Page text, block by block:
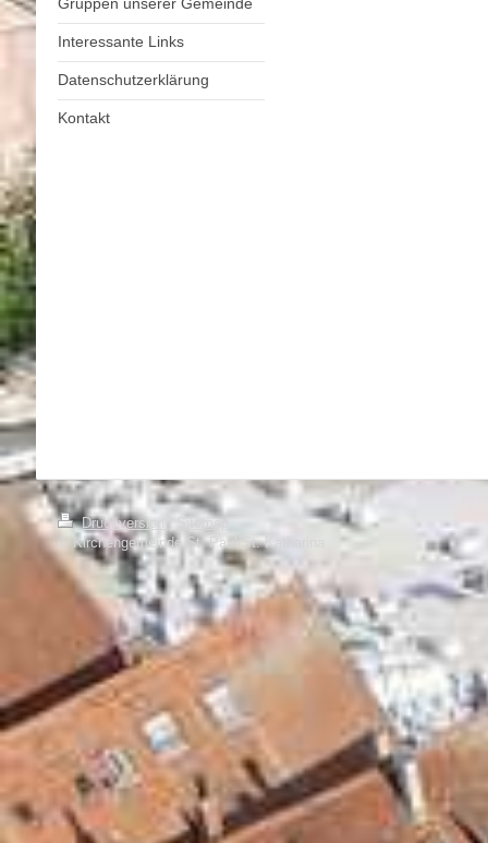
Interessante Links
Datenschutzerklärung
Kontakt
Druckversion
Sitemap
© Kirchengemeinde St. Paul/St. Katharina